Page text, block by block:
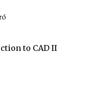
to CAD II